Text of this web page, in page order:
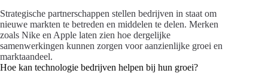
Strategische partnerschappen stellen bedrijven in staat om
nieuwe markten te betreden en middelen te delen. Merken
zoals Nike en Apple laten zien hoe dergelijke
samenwerkingen kunnen zorgen voor aanzienlijke groei en
marktaandeel.
Hoe kan technologie bedrijven helpen bij hun groei?